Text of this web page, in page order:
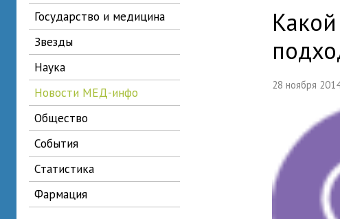
государство и медицина
звезды
наука
новости МЕД-инфо
общество
события
статистика
фармация
28 ноября